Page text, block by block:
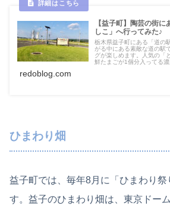
【益子町】陶芸の街
しこ」へ行ってみた♪
栃木県益子町にある「道の
がる中にある素敵な道の駅
グが楽しめます。人気の「
鮮たまごが1個分入ってる
redoblog.com
ひまわり畑
益子町では、毎年8月に「ひまわり祭
す。益子のひまわり畑は、東京ドー